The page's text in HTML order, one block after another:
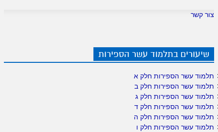
צור קשר
שיעורים בתלמוד עשר הספירות
תלמוד עשר הספירות חלק א
תלמוד עשר הספירות חלק ב
תלמוד עשר הספירות חלק ג
תלמוד עשר הספירות חלק ד
תלמוד עשר הספירות חלק ה
תלמוד עשר הספירות חלק ו